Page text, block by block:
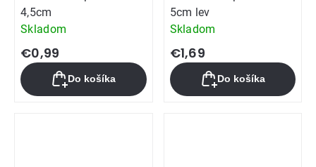
4,5cm
Skladom
€0,99
Do košíka
5cm lev
Skladom
€1,69
Do košíka